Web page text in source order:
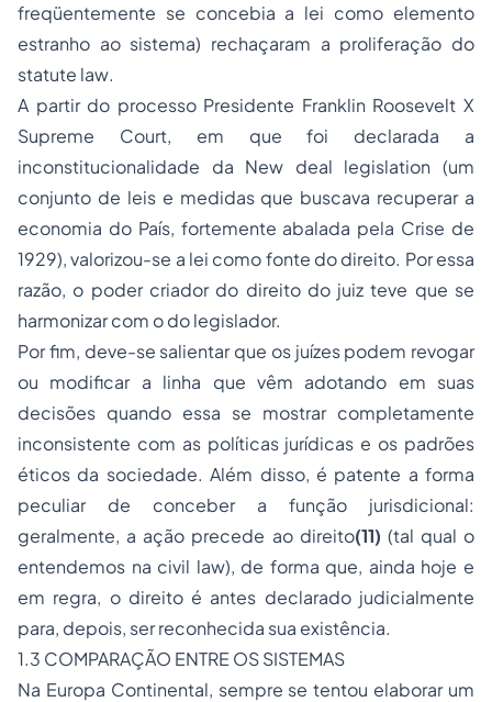
freqüentemente se concebia a lei como elemento
estranho ao sistema) rechaçaram a proliferação do
statute law.
A partir do processoPresidente Franklin Roosevelt X
Supreme Court, em que foi declarada a
inconstitucionalidade da New deal legislation (um
conjunto de leis e medidas que buscava recuperar a
economia do País, fortemente abalada pela Crise de
1929), valorizou-se a lei como fonte do direito. Por essa
razão, o poder criador do direito do juiz teve que se
harmonizar com o do legislador.
Por fim, deve-se salientar que os juízes podem revogar
ou modificar a linha que vêm adotando em suas
decisões quando essa se mostrar completamente
inconsistente com as políticas jurídicas e os padrões
éticos da sociedade. Além disso, é patente a forma
peculiar de conceber a função jurisdicional:
geralmente, a ação precede ao direito(11) (tal qual o
entendemos na civil law), de forma que, ainda hoje e
em regra, o direito é antes declarado judicialmente
para, depois, ser reconhecida sua existência.
1.3 COMPARAÇÃO ENTRE OS SISTEMAS
Na Europa Continental, sempre se tentou elaborar um